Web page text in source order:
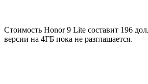
Стоимость Honor 9 Lite составит 196
версии на 4ГБ пока не разглашается.